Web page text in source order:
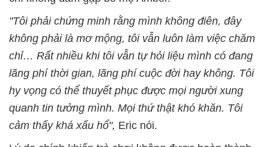
"Tôi phải chứng minh rằng mình không điên, đây
không phải là mơ mộng, tôi vẫn luôn làm việc chăm
chỉ… Rất nhiều khi tôi vẫn tự hỏi liệu mình có đang
lãng phí thời gian, lãng phí cuộc đời hay không. Tôi
hy vọng có thể thuyết phục được mọi người xung
quanh tin tưởng mình. Mọi thứ thật khó khăn. Tôi
cảm thấy khá xấu hổ", Eric nói.